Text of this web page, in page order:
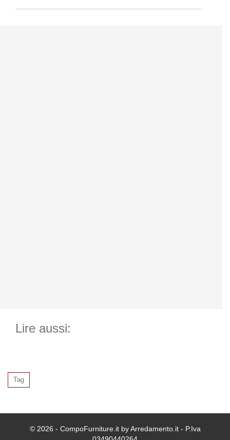
Lire aussi:
Tag
© 2026 - CompoFurniture.it by Arredamento.it - P.Iva